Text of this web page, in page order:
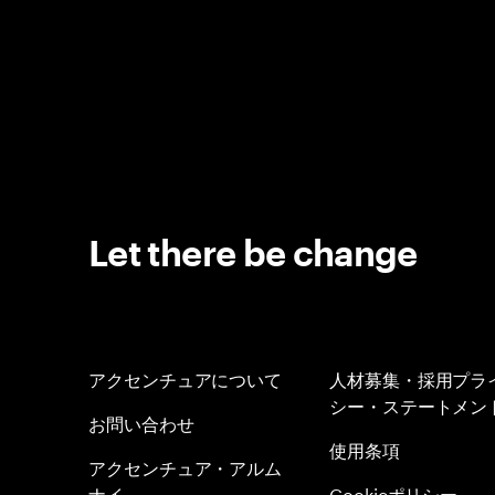
Let there be change
アクセンチュアについて
お問い合わせ
アクセンチュア・アルム
人材募集・採用プラ
シー・ステートメン
使用条項